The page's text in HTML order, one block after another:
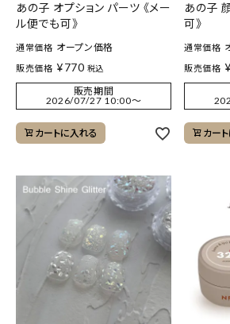
あの子 オプション パーツ 《メー
ル便でも可》
通常価格 オープン価格
販売価格 ¥770 税込
販売期間
2026/07/27 10:00〜
カートに入れる
あの子
可》
通常価格
販売価格 ¥
カー